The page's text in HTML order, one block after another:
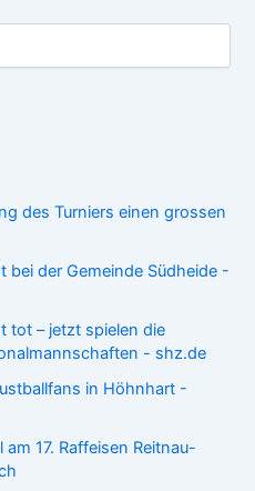
des Turniers einen grossen
bei der Gemeinde Südheide -
tot – jetzt spielen die
- shz.de
in Höhnhart -
17. Raffeisen Reitnau-